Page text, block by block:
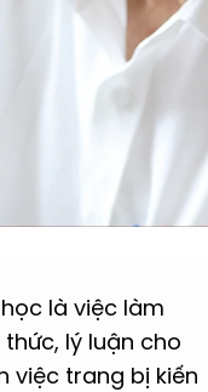
là việc làm
lý luận cho
việc trang bị kiến